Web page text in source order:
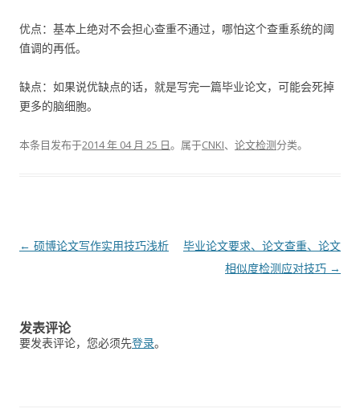
优点：基本上绝对不会担心查重不通过，哪怕这个查重系统的阈
值调的再低。
缺点：如果说优缺点的话，就是写完一篇毕业论文，可能会死掉
更多的脑细胞。
本条目发布于2014 年 04 月 25 日。属于CNKI、 论文检测分类。
文
← 硕博论文写作实用技巧浅析
毕业论文要求、论文查重、论文
相似度检测应对技巧 →
发表评论
要发表评论，您必须先登录。